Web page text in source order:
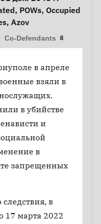
, POWs, Occupied
, Azov
Co-Defendants 8
в апреле
взяли в
в убийстве
и
в
запрещенных
в
17 марта 2022